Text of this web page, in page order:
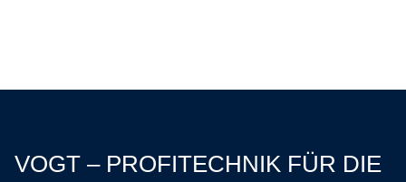
VOGT – PROFITECHNIK FÜR DIE